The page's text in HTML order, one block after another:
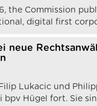
the Commission
digital first
neue
Lukacic und
bpv Hügel fort. Sie